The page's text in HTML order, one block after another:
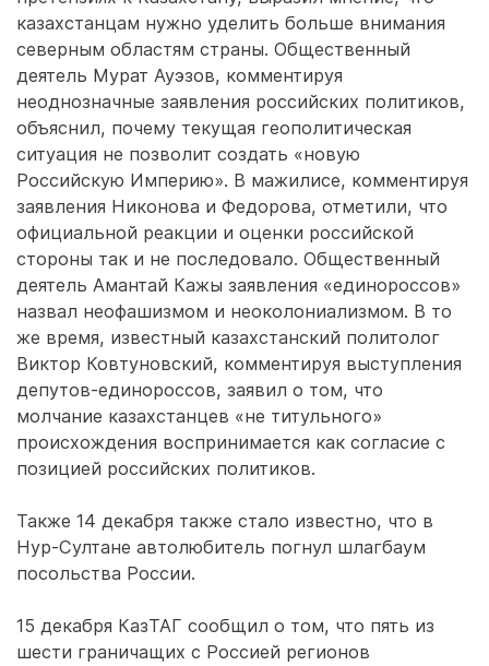
казахстанцам нужно уделить больше внимания
северным областям страны. Общественный
деятель Мурат Ауэзов, комментируя
неоднозначные заявления российских политиков,
объяснил, почему текущая геополитическая
ситуация не позволит создать «новую
Российскую Империю». В мажилисе, комментируя
заявления Никонова и Федорова, отметили, что
официальной реакции и оценки российской
стороны так и не последовало. Общественный
деятель Амантай Кажы заявления «единороссов»
назвал неофашизмом и неоколониализмом. В то
же время, известный казахстанский политолог
Виктор Ковтуновский, комментируя выступления
депутов-единороссов, заявил о том, что
молчание казахстанцев «не титульного»
происхождения воспринимается как согласие с
позицией российских политиков.
Также 14 декабря также стало известно, что в
Нур-Султане автолюбитель погнул шлагбаум
посольства России.
15 декабря КазТАГ сообщил о том, что пять из
шести граничащих с Россией регионов